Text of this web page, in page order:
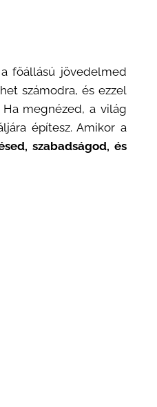
főállású jövedelmed
számodra, és ezzel
megnézed, a világ
építesz. Amikor a
szabadságod, és